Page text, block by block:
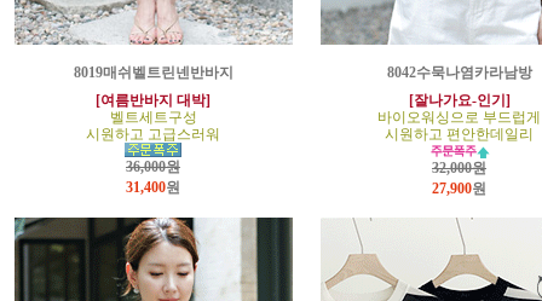
8019매쉬벨트린넨반바지
[여름반바지 대박]
벨트세트구성
시원하고 고급스러워
36,000원
31,400원
8042수묵나염카라남방
[잘나가요-인기]
바이오워싱으로 부드럽게
시원하고 편안한데일리
32,000원
27,900원